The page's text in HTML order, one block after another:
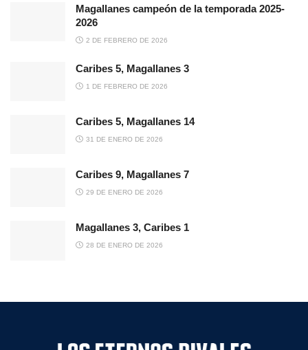
Magallanes campeón de la temporada 2025-
2026
2 DE FEBRERO DE 2026
Caribes 5, Magallanes 3
1 DE FEBRERO DE 2026
Caribes 5, Magallanes 14
31 DE ENERO DE 2026
Caribes 9, Magallanes 7
29 DE ENERO DE 2026
Magallanes 3, Caribes 1
28 DE ENERO DE 2026